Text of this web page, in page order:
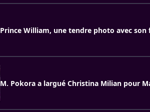
Prince William, une tendre photo avec son
M. Pokora a largué Christina Milian pour